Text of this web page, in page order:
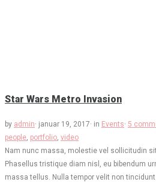
Star Wars Metro Invasion
by admin· januar 19, 2017· in Events· 5
people portfolio video
Nam nunc massa, molestie vel sollicitudin
Phasellus tristique diam nisl, eu bibendum
massa tellus. Nulla tempor velit non